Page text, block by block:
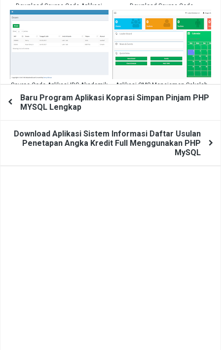
Download Source Code Aplikasi
Kependudukan Codeigniter Gratis
Download Source Code
Marketplace Full Gratis PHP OOP
MYSQL
Source Code Aplikasi IDS Akademik
Aplikasi CMS Menejemen Sekolah
Baru Program Aplikasi Koprasi Simpan Pinjam PHP
MYSQL Lengkap
Download Aplikasi Sistem Informasi Daftar Usulan
Penetapan Angka Kredit Full Menggunakan PHP
MySQL